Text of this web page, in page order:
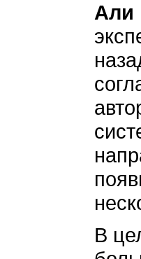
Али
В